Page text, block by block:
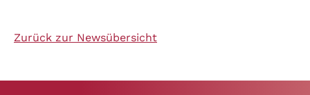
Zurück zur Newsübersicht